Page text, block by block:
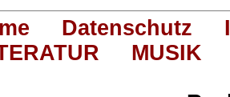
Datenschutz
MUSIK